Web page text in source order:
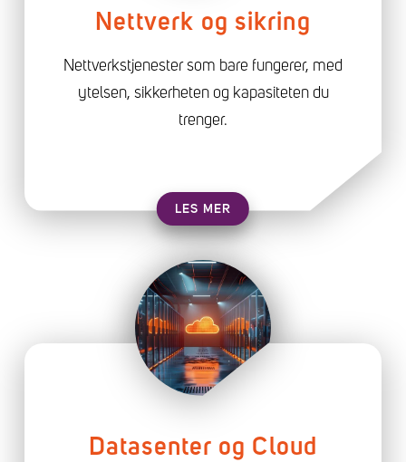
Nettverk og sikring
Nettverkstjenester som bare fungerer, med
ytelsen, sikkerheten og kapasiteten du
trenger.
LES MER
Datasenter og Cloud